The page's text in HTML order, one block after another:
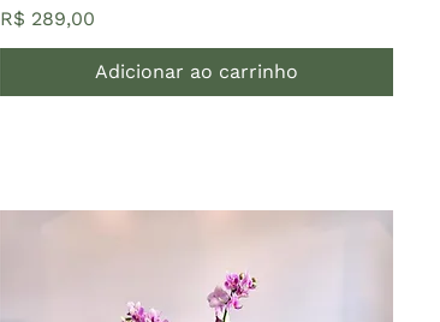
Preço
R$ 289,00
Adicionar ao carrinho